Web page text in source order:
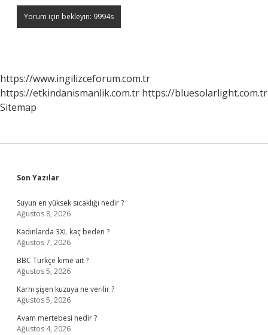
https://www.ingilizceforum.com.tr
https://etkindanismanlik.com.tr https://bluesolarlight.com.tr
Sitemap
Sidebar
Son Yazılar
Suyun en yüksek sıcaklığı nedir ?
Ağustos 8, 2026
Kadınlarda 3XL kaç beden ?
Ağustos 7, 2026
BBC Türkçe kime ait ?
Ağustos 5, 2026
Karnı şişen kuzuya ne verilir ?
Ağustos 5, 2026
Avam mertebesi nedir ?
Ağustos 4, 2026